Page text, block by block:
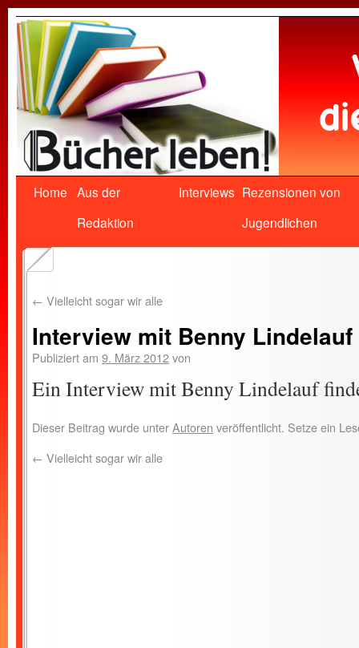
Home Aus der
Redaktion
Interviews Rezensionen von
Jugendlichen
← Vielleicht sogar wir alle
Interview mit Benny Lindelauf
Publiziert am 9. März 2012von
Ein Interview mit Benny Lindelauf
Dieser Beitrag wurde unterAutoren veröffentlicht. Setze ein
← Vielleicht sogar wir alle